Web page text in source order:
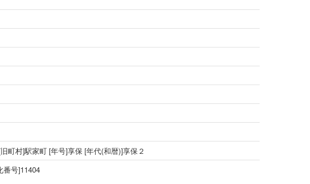
町村]駅家町 [年号]享保 [年代(和暦)]享保２
番号]11404